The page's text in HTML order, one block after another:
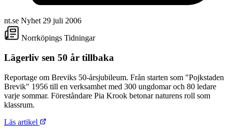
nt.se Nyhet 29 juli 2006
Norrköpings Tidningar
Lägerliv sen 50 år tillbaka
Reportage om Breviks 50-årsjubileum. Från starten som "Pojkstaden
Brevik" 1956 till en verksamhet med 300 ungdomar och 80 ledare
varje sommar. Föreståndare Pia Krook betonar naturens roll som
klassrum.
Läs artikel